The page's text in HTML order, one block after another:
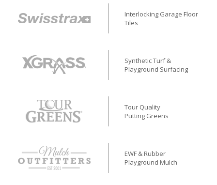
Interlocking Garage Floor
Tiles
Synthetic Turf &
Playground Surfacing
Tour Quality
Putting Greens
EWF & Rubber
Playground Mulch